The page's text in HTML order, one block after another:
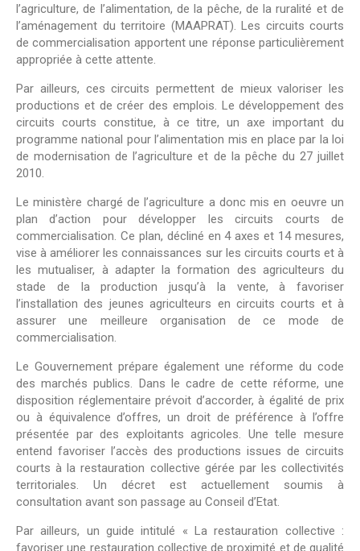
l’agriculture, de l’alimentation, de la pêche, de la ruralité et de
l’aménagement du territoire (MAAPRAT). Les circuits courts
de commercialisation apportent une réponse particulièrement
appropriée à cette attente.
Par ailleurs, ces circuits permettent de mieux valoriser les
productions et de créer des emplois. Le développement des
circuits courts constitue, à ce titre, un axe important du
programme national pour l’alimentation mis en place par la loi
de modernisation de l’agriculture et de la pêche du 27 juillet
2010.
Le ministère chargé de l’agriculture a donc mis en oeuvre un
plan d’action pour développer les circuits courts de
commercialisation. Ce plan, décliné en 4 axes et 14 mesures,
vise à améliorer les connaissances sur les circuits courts et à
les mutualiser, à adapter la formation des agriculteurs du
stade de la production jusqu’à la vente, à favoriser
l’installation des jeunes agriculteurs en circuits courts et à
assurer une meilleure organisation de ce mode de
commercialisation.
Le Gouvernement prépare également une réforme du code
des marchés publics. Dans le cadre de cette réforme, une
disposition réglementaire prévoit d’accorder, à égalité de prix
ou à équivalence d’offres, un droit de préférence à l’offre
présentée par des exploitants agricoles. Une telle mesure
entend favoriser l’accès des productions issues de circuits
courts à la restauration collective gérée par les collectivités
territoriales. Un décret est actuellement soumis à
consultation avant son passage au Conseil d’Etat.
Par ailleurs, un guide intitulé « La restauration collective :
favoriser une restauration collective de proximité et de qualité